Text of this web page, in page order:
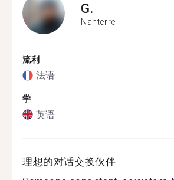
G.
Nanterre
流利
法语
学
英语
理想的对话交换伙伴